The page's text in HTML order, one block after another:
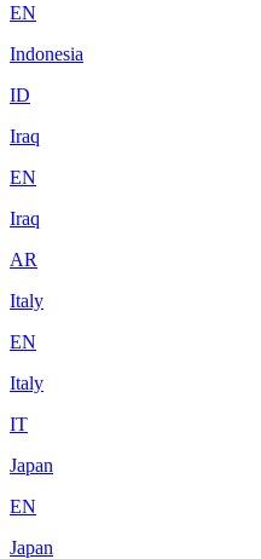
EN
Indonesia
ID
Iraq
EN
Iraq
AR
Italy
EN
Italy
IT
Japan
EN
Japan